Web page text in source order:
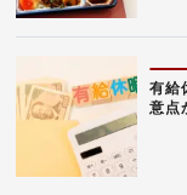
有給
意点